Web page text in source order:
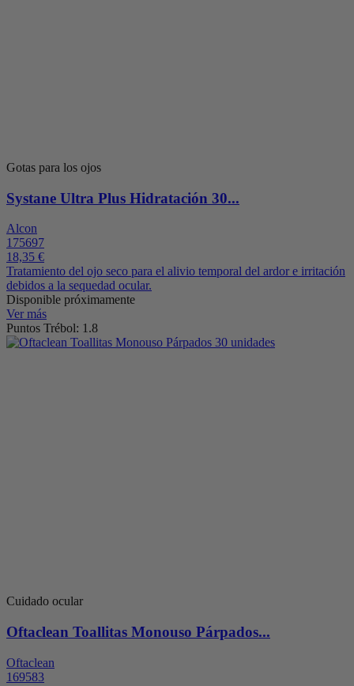
Gotas para los ojos
Systane Ultra Plus Hidratación 30...
Alcon
175697
18,35 €
Tratamiento del ojo seco para el alivio temporal del ardor e irritación
debidos a la sequedad ocular.
Disponible próximamente
Ver más
Puntos Trébol: 1.8
Cuidado ocular
Oftaclean Toallitas Monouso Párpados...
Oftaclean
169583